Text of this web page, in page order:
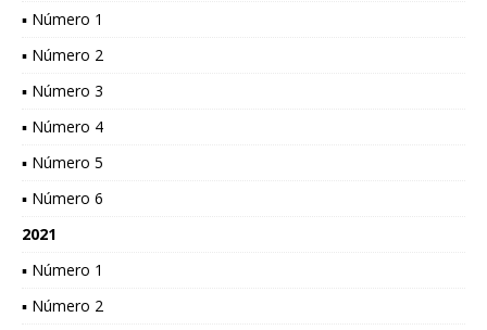
▪ Número 1
▪ Número 2
▪ Número 3
▪ Número 4
▪ Número 5
▪ Número 6
2021
▪ Número 1
▪ Número 2